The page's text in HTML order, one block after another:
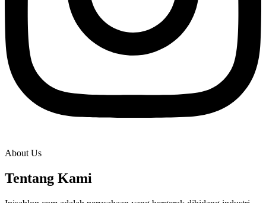
About Us
Tentang Kami